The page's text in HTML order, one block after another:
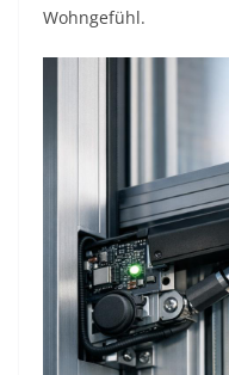
Wohngefühl.